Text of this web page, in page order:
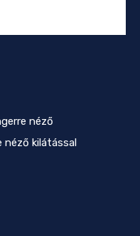
néző
néző kilátással